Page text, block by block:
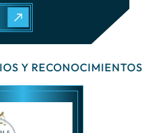
Y RECONOCIMIENTOS